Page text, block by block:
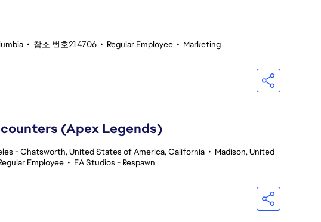
• 참조 번호214706 • Regular Employee • Marketing
(Apex Legends)
- Chatsworth, United States of America, California • Madison, United
Employee • EA Studios - Respawn